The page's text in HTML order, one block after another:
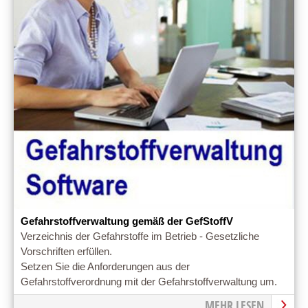
Gefahrstoffverwaltung gemäß der GefStoffV
Verzeichnis der Gefahrstoffe im Betrieb - Gesetzliche
Vorschriften erfüllen.
Setzen Sie die Anforderungen aus der
Gefahrstoffverordnung mit der Gefahrstoffverwaltung um.